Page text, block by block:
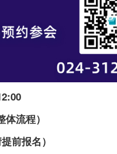
流程）
前报名）